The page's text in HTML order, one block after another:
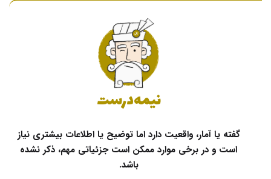
نیمه‌درست
گفته یا آمار، واقعیت دارد اما توضیح یا اطلاعات بیشتری نیاز
است و در برخی موارد ممکن است جزئیاتی مهم، ذکر نشده
باشد.